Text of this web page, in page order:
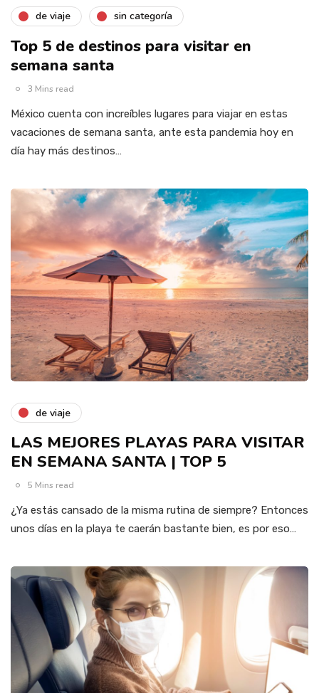
de viaje sin categoría
Top 5 de destinos para visitar en
semana santa
3 Mins read
México cuenta con increíbles lugares para viajar en estas
vacaciones de semana santa, ante esta pandemia hoy en
día hay más destinos…
de viaje
LAS MEJORES PLAYAS PARA VISITAR
EN SEMANA SANTA | TOP 5
5 Mins read
¿Ya estás cansado de la misma rutina de siempre? Entonces
unos días en la playa te caerán bastante bien, es por eso…